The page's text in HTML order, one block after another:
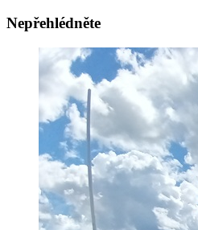
Nepřehlédněte